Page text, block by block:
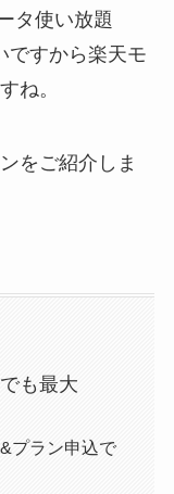
タ使い放題
ですから楽天モ
ね。
をご紹介しま
も最大
プラン申込で